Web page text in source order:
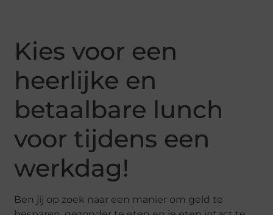
Kies voor een
heerlijke en
betaalbare lunch
voor tijdens een
werkdag!
Ben jij op zoek naar een manier om geld te